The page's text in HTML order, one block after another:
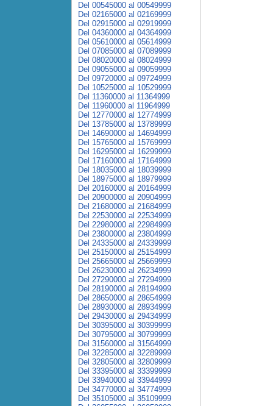
Del 00545000 al 00549999
Del 02165000 al 02169999
Del 02915000 al 02919999
Del 04360000 al 04364999
Del 05610000 al 05614999
Del 07085000 al 07089999
Del 08020000 al 08024999
Del 09055000 al 09059999
Del 09720000 al 09724999
Del 10525000 al 10529999
Del 11360000 al 11364999
Del 11960000 al 11964999
Del 12770000 al 12774999
Del 13785000 al 13789999
Del 14690000 al 14694999
Del 15765000 al 15769999
Del 16295000 al 16299999
Del 17160000 al 17164999
Del 18035000 al 18039999
Del 18975000 al 18979999
Del 20160000 al 20164999
Del 20900000 al 20904999
Del 21680000 al 21684999
Del 22530000 al 22534999
Del 22980000 al 22984999
Del 23800000 al 23804999
Del 24335000 al 24339999
Del 25150000 al 25154999
Del 25665000 al 25669999
Del 26230000 al 26234999
Del 27290000 al 27294999
Del 28190000 al 28194999
Del 28650000 al 28654999
Del 28930000 al 28934999
Del 29430000 al 29434999
Del 30395000 al 30399999
Del 30795000 al 30799999
Del 31560000 al 31564999
Del 32285000 al 32289999
Del 32805000 al 32809999
Del 33395000 al 33399999
Del 33940000 al 33944999
Del 34770000 al 34774999
Del 35105000 al 35109999